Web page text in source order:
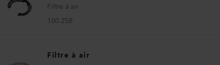
Filtre à air
100.258
Filtre à air